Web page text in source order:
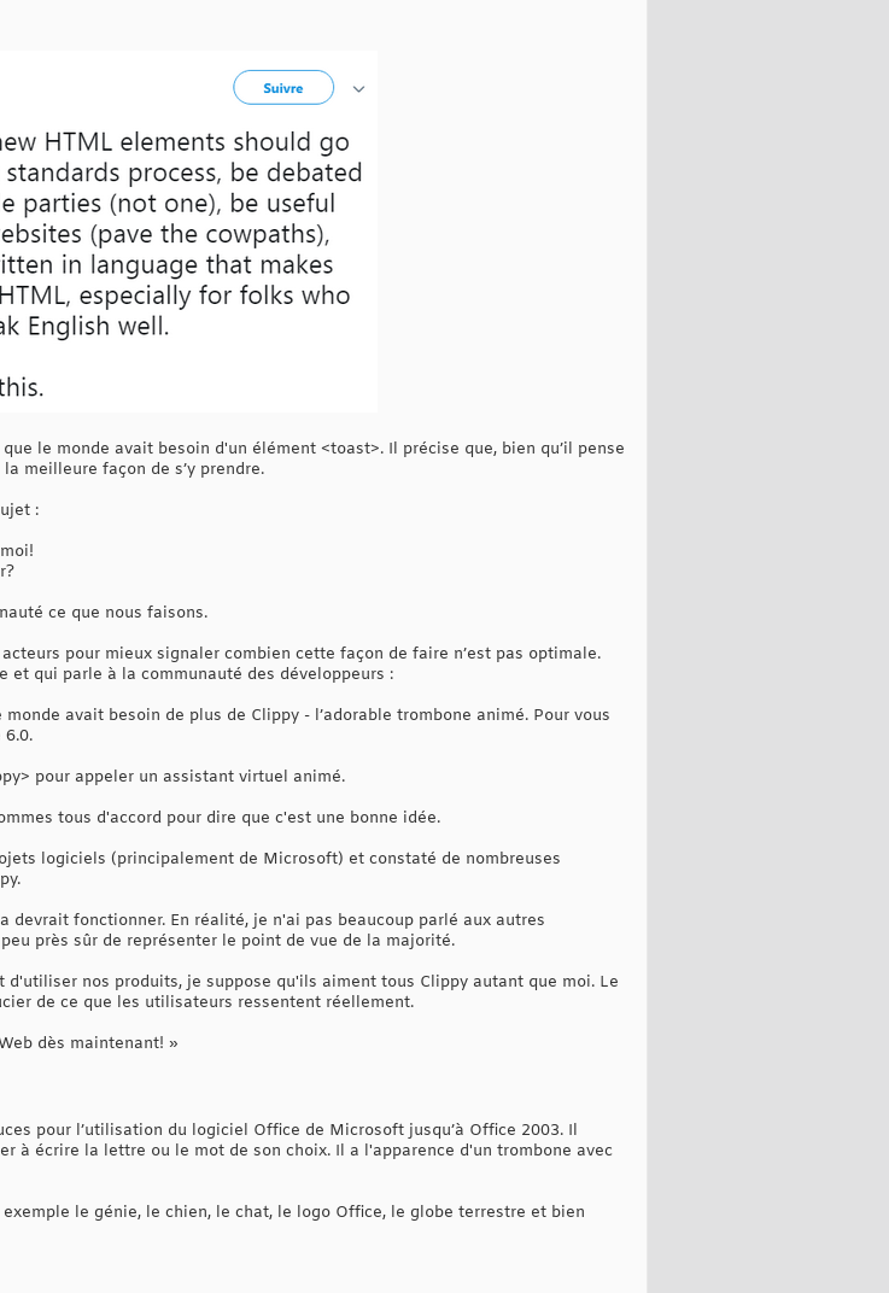
le monde avait besoin d'un élément <toast>. Il précise que, bien qu’il pense
meilleure façon de s’y prendre.
:
ce que nous faisons.
pour mieux signaler combien cette façon de faire n’est pas optimale.
et qui parle à la communauté des développeurs :
avait besoin de plus de Clippy - l’adorable trombone animé. Pour vous
pour appeler un assistant virtuel animé.
tous d'accord pour dire que c'est une bonne idée.
logiciels (principalement de Microsoft) et constaté de nombreuses
fonctionner. En réalité, je n'ai pas beaucoup parlé aux autres
près sûr de représenter le point de vue de la majorité.
nos produits, je suppose qu'ils aiment tous Clippy autant que moi. Le
de ce que les utilisateurs ressentent réellement.
dès maintenant! »
pour l’utilisation du logiciel Office de Microsoft jusqu’à Office 2003. Il
à écrire la lettre ou le mot de son choix. Il a l'apparence d'un trombone avec
le génie, le chien, le chat, le logo Office, le globe terrestre et bien